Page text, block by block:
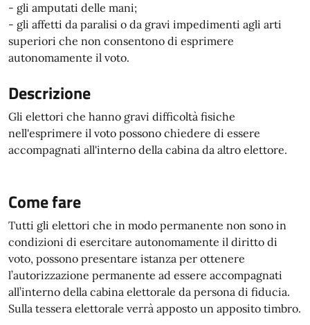
- gli amputati delle mani;
- gli affetti da paralisi o da gravi impedimenti agli arti
superiori che non consentono di esprimere
autonomamente il voto.
Descrizione
Gli elettori che hanno gravi difficoltà fisiche
nell'esprimere il voto possono chiedere di essere
accompagnati all'interno della cabina da altro elettore.
Come fare
Tutti gli elettori che in modo permanente non sono in
condizioni di esercitare autonomamente il diritto di
voto, possono presentare istanza per ottenere
l’autorizzazione permanente ad essere accompagnati
all’interno della cabina elettorale da persona di fiducia.
Sulla tessera elettorale verrà apposto un apposito timbro.